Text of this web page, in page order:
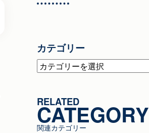
カテゴリー
カ
テ
リ
ー
RELATED
CATEGORY
関連カテゴリー